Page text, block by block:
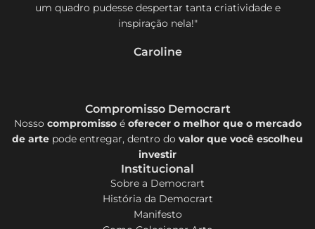
um quadro pudesse despertar tanta criatividade e
inspiração nela!"
Caroline
Compromisso Democrart
Nosso compromisso é oferecer o melhor que o mercado
de arte pode entregar, dentro do valor que você escolheu
investir
Institucional
Sobre a Democrart
História da Democrart
Manifesto